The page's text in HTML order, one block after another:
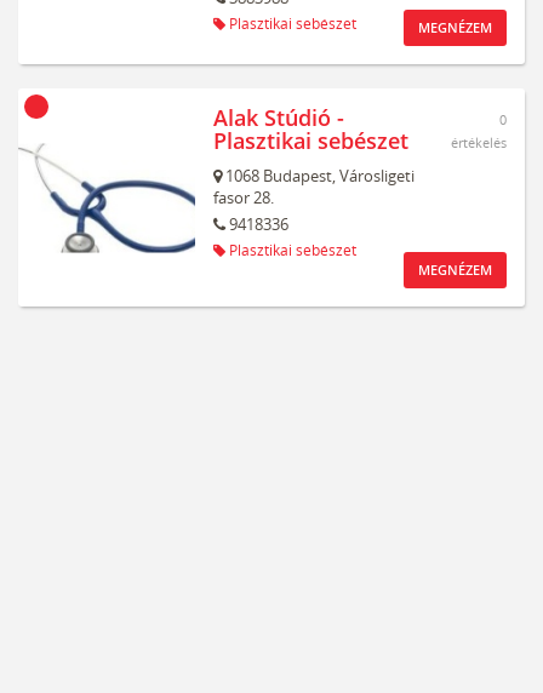
Plasztikai sebészet MEGNÉZEM
Alak Stúdió -
Plasztikai sebészet
1068 Budapest,Városligeti
fasor 28.
9418336
Plasztikai sebészet
0
értékelés
MEGNÉZEM